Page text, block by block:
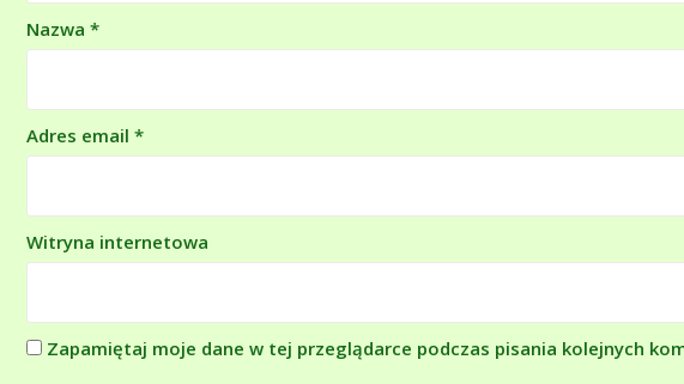
Nazwa *
Adres email *
Witryna internetowa
Zapamiętaj moje dane w tej przeglądarce podczas pisania kolejnych